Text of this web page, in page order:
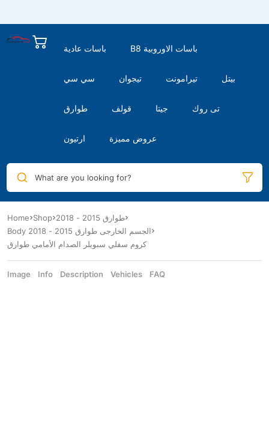
باسات عادية B8 باسات الاوروبية
سي سي تيجوان تيرامونت بيتل
طوارق قولف جيتا تى روك
ارتيون عروض مميزة
What are you looking for?
Home Shop
طوارق 2015 - 2018
Body الجسم الخارجى طوارق 2015 - 2018
كروم سفلي سبويلر الصدام الأمامي طوارق
Image Info Description Vehicles FAQ